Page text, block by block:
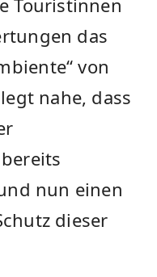
das
von
nahe, dass
nun einen
dieser